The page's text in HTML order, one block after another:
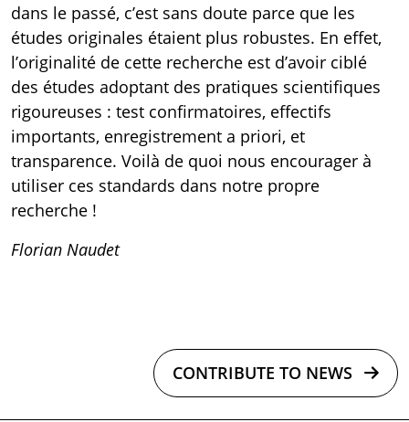
dans le passé, c’est sans doute parce que les
études originales étaient plus robustes. En effet,
l’originalité de cette recherche est d’avoir ciblé
des études adoptant des pratiques scientifiques
rigoureuses : test confirmatoires, effectifs
importants, enregistrement a priori, et
transparence. Voilà de quoi nous encourager à
utiliser ces standards dans notre propre
recherche !
Florian Naudet
CONTRIBUTE TO NEWS